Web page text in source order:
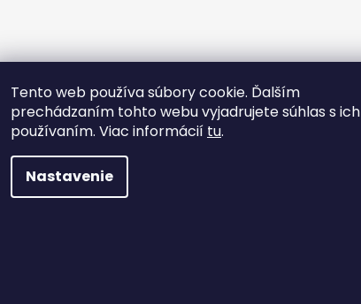
Tento web používa súbory cookie. Ďalším
prechádzaním tohto webu vyjadrujete súhlas s ich
používaním. Viac informácií tu.
Nastavenie